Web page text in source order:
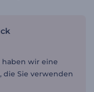
wir eine
die Sie verwenden